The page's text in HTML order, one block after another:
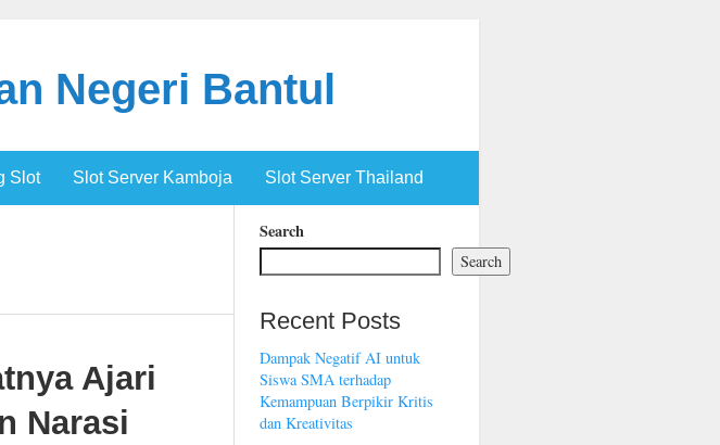
Negeri Bantul
Slot Slot Server Kamboja Slot Server Thailand
Ajari
Narasi
Search
Search
Recent Posts
Dampak Negatif AI untuk
Siswa SMA terhadap
Kemampuan Berpikir Kritis
dan Kreativitas